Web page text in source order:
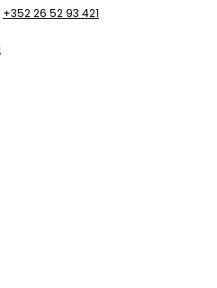
+352 26 52 93 421